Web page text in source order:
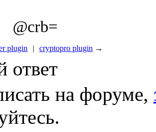
@crb=
plugin | cryptopro plugin →
ответ
на форуме,